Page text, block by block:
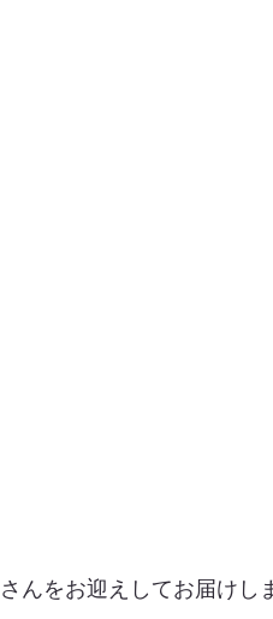
んをお迎えしてお届けし